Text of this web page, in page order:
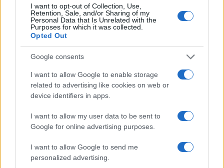
I want to opt-out of Collection, Use,
Retention, Sale, and/or Sharing of my
Personal Data that Is Unrelated with the
Purposes for which it was collected.
Opted Out
Google consents
I want to allow Google to enable storage
related to advertising like cookies on web or
device identifiers in apps.
I want to allow my user data to be sent to
Google for online advertising purposes.
I want to allow Google to send me
personalized advertising.
Παρκαδόρος στο Ελαφονήσι συνελήφθη
για έβδομη φορά - Τον «τσάκωσαν»
αστυνομικοί που προσποιήθηκαν τους
τουρίστες
Στην Κρήτη ο Κυριάκος Μητσοτάκης,
συνεχίζει τις ολιγοήμερες διακοπές του –
Πού βρέθηκε το Σάββατο
Πιο σχολιασμένα
Βγήκαν ξανά τα μαχαίρια στην Ελπίδα
για τη Δημοκρατία: «Καρυστιανού,
Γρατσία και Γαλανός μετέτρεψαν το
κίνημα σε φοβικό αρχηγικό κόμμα»